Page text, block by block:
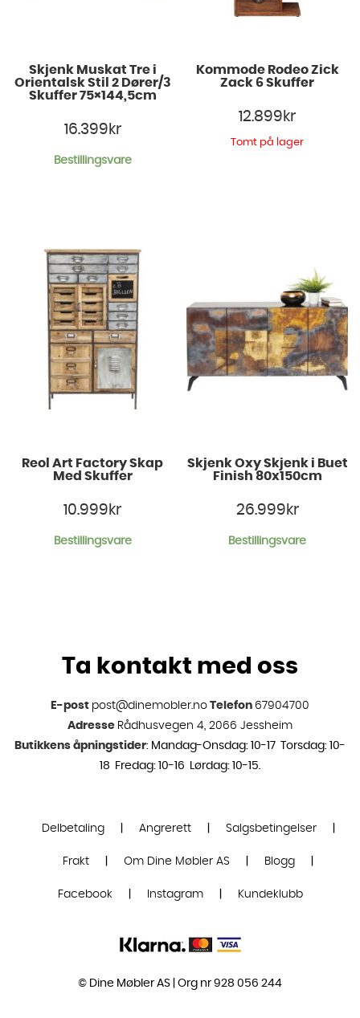
Skjenk Muskat Tre i
Orientalsk Stil 2 Dører/3
Skuffer 75×144,5cm
16.399 kr
Bestillingsvare
Kommode Rodeo Zick
Zack 6 Skuffer
12.899 kr
Tomt på lager
Reol Art Factory Skap
Med Skuffer
10.999 kr
Bestillingsvare
Skjenk Oxy Skjenk i Buet
Finish 80x150cm
26.999 kr
Bestillingsvare
Ta kontakt med oss
E-post post@dinemobler.no Telefon 67904700
Adresse Rådhusvegen 4, 2066 Jessheim
Butikkens åpningstider: Mandag-Onsdag: 10-17 Torsdag: 10-
18 Fredag: 10-16 Lørdag: 10-15.
Delbetaling Angrerett Salgsbetingelser
Frakt Om Dine Møbler AS Blogg
Facebook Instagram Kundeklubb
© Dine Møbler AS | Org nr 928 056 244